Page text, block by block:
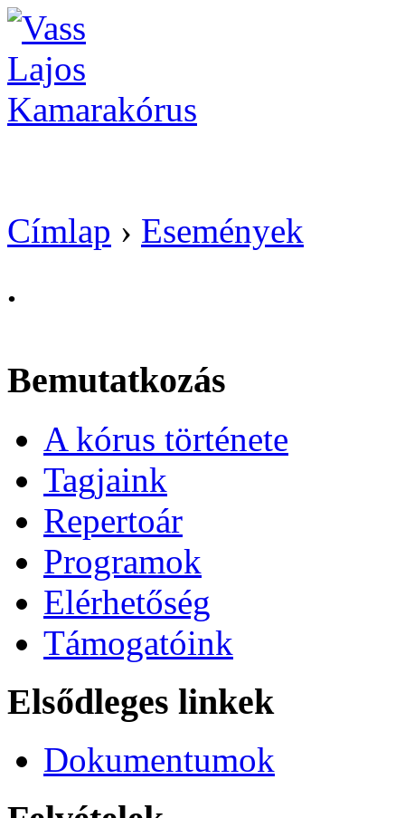
Címlap › Események
.
Bemutatkozás
A kórus története
Tagjaink
Repertoár
Programok
Elérhetőség
Támogatóink
Elsődleges linkek
Dokumentumok